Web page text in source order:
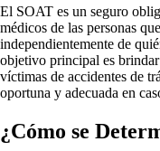
El SOAT es un seguro
médicos de las personas
independientemente de
objetivo principal es
víctimas de accidentes de
oportuna y adecuada en
¿Cómo se